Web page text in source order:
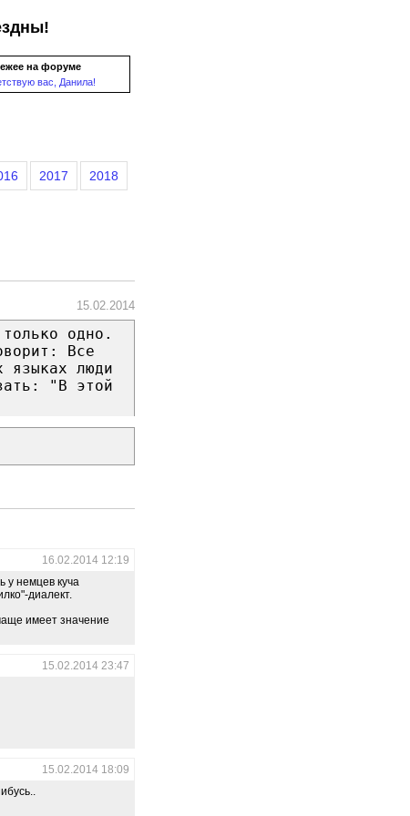
на форуме
вас, Данила!
2017 2018
15.02.2014
одно.
Все
люди
"В этой
16.02.2014 12:19
у немцев куча
диалект.
имеет значение
15.02.2014 23:47
15.02.2014 18:09